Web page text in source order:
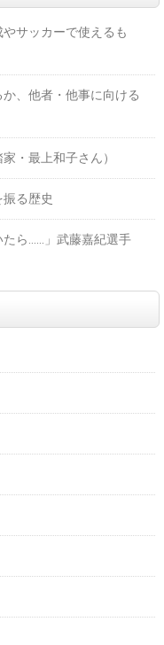
サッカーで使えるも
、他者・他事に向ける
・最上和子さん）
る歴史
ら……」武藤嘉紀選手